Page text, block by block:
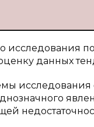
исследования
данных